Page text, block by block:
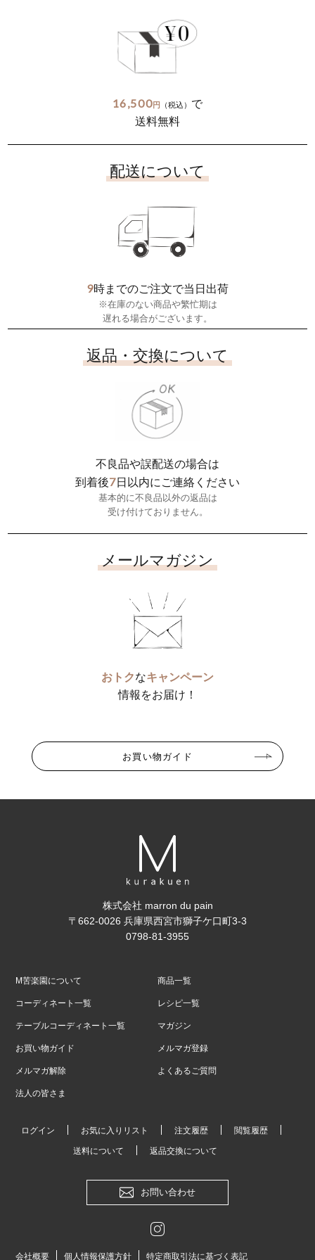
16,500円 （税込） で
送料無料
配送について
9時までのご注文で当日出荷
※在庫のない商品や繁忙期は
遅れる場合がございます。
返品・交換について
不良品や誤配送の場合は
到着後7日以内にご連絡ください
基本的に不良品以外の返品は
受け付けておりません。
メールマガジン
おトクなキャンペーン
情報をお届け！
お買い物ガイド
株式会社 marron du pain
〒662-0026 兵庫県西宮市獅子ケ口町3-3
0798-81-3955
M苦楽園について 商品一覧
コーディネート一覧 レシピ一覧
テーブルコーディネート一覧 マガジン
お買い物ガイド メルマガ登録
メルマガ解除 よくあるご質問
法人の皆さま
ログイン お気に入りリスト 注文履歴 閲覧履歴
送料について 返品交換について
お問い合わせ
会社概要 個人情報保護方針 特定商取引法に基づく表記